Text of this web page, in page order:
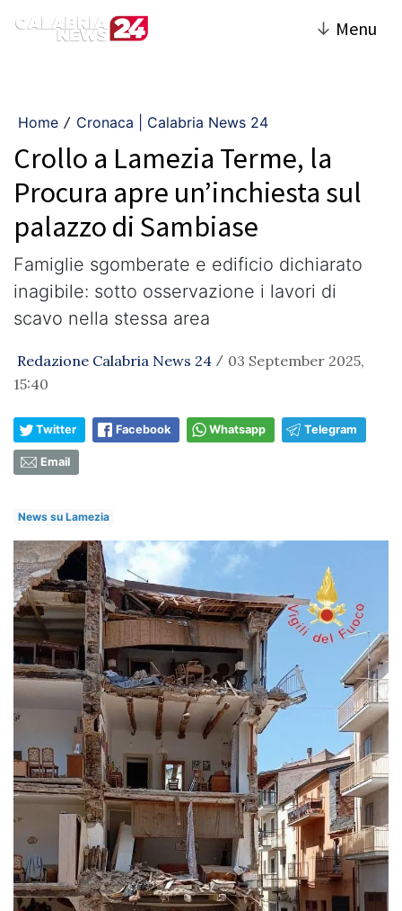
↓ Menu
Home / Cronaca | Calabria News 24
Crollo a Lamezia Terme, la
Procura apre un’inchiesta sul
palazzo di Sambiase
Famiglie sgomberate e edificio dichiarato
inagibile: sotto osservazione i lavori di
scavo nella stessa area
Redazione Calabria News 24 / 03 September 2025,
15:40
Twitter Facebook Whatsapp Telegram
Email
News su Lamezia